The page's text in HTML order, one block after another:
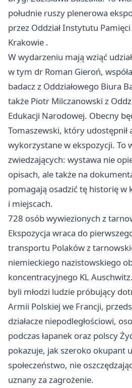
południe ruszy plenerowa
przez Oddział Instytutu
Krakowie .
W wydarzeniu mają wziąć
w tym dr Roman Gieroń,
badacz z Oddziałowego Biura
także Piotr Milczanowski z
Edukacji Narodowej. Obecny
Tomaszewski, który
wykorzystane w ekspozycji. To
zwiedzających: wystawa nie
opisach, ale także na
pomagają osadzić tę historię w
i miejscach.
728 osób wywiezionych z
Ekspozycja wraca do
transportu Polaków z
niemieckiego nazistowskiego
koncentracyjnego KL
byli młodzi ludzie próbujący
Armii Polskiej we Francji,
działacze niepodległościowi,
podczas łapanek oraz polscy
pokazuje, jak szeroko okupant
społeczeństwo, nie
uznany za zagrożenie.